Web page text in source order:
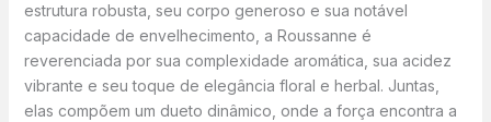
estrutura robusta, seu corpo generoso e sua notável
capacidade de envelhecimento, a Roussanne é
reverenciada por sua complexidade aromática, sua acidez
vibrante e seu toque de elegância floral e herbal. Juntas,
elas compõem um dueto dinâmico, onde a força encontra a